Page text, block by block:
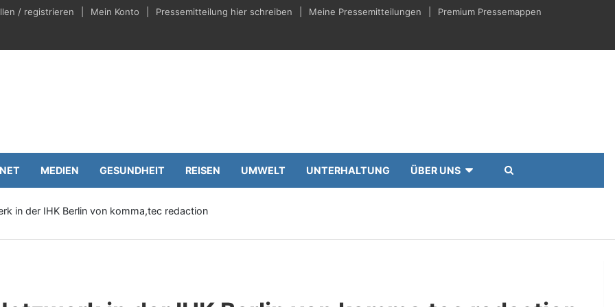
/ registrieren Mein Konto Pressemitteilung hier schreiben Meine Pressemitteilungen Premium Pressemappen
MEDIEN GESUNDHEIT REISEN UMWELT UNTERHALTUNG ÜBER UNS
in der IHK Berlin von komma,tec redaction